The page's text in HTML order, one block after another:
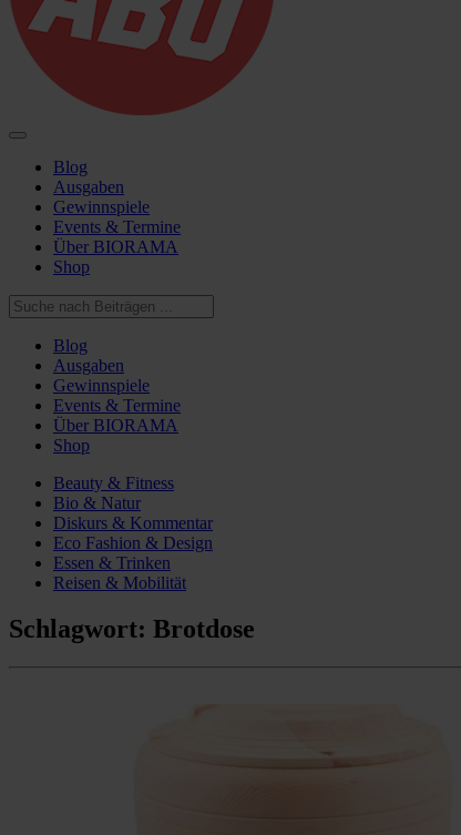
Blog
Ausgaben
Gewinnspiele
Events & Termine
Über BIORAMA
Shop
Blog
Ausgaben
Gewinnspiele
Events & Termine
Über BIORAMA
Shop
Beauty & Fitness
Bio & Natur
Diskurs & Kommentar
Eco Fashion & Design
Essen & Trinken
Reisen & Mobilität
Schlagwort: Brotdose